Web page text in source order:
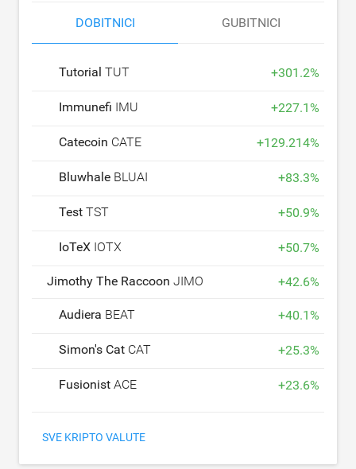
DOBITNICI GUBITNICI
Tutorial TUT +301.2%
Immunefi IMU +227.1%
Catecoin CATE +129.214%
Bluwhale BLUAI +83.3%
Test TST +50.9%
IoTeX IOTX +50.7%
Jimothy The Raccoon JIMOTHY +42.6%
Audiera BEAT +40.1%
Simon's Cat CAT +25.3%
Fusionist ACE +23.6%
SVE KRIPTO VALUTE